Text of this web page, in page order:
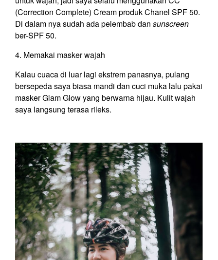
(Correction Complete) Cream produk Chanel SPF 50.
Di dalam nya sudah ada pelembab dan sunscreen
ber-SPF 50.
4. Memakai masker wajah
Kalau cuaca di luar lagi ekstrem panasnya, pulang
bersepeda saya biasa mandi dan cuci muka lalu pakai
masker Glam Glow yang berwarna hijau. Kulit wajah
saya langsung terasa rileks.